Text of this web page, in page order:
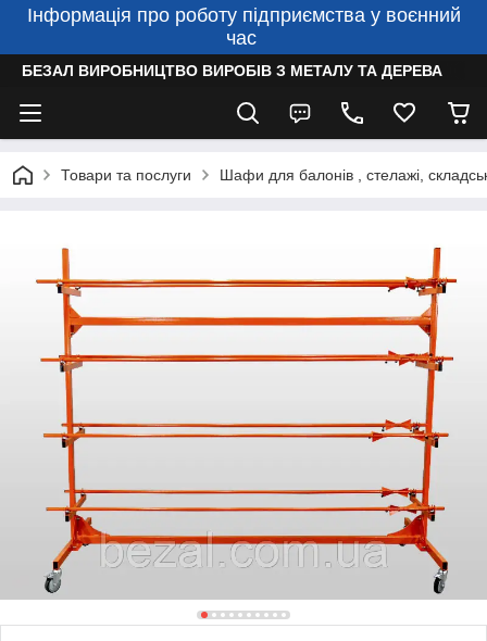
Інформація про роботу підприємства у воєнний
час
БЕЗАЛ ВИРОБНИЦТВО ВИРОБІВ З МЕТАЛУ ТА ДЕРЕВА
Товари та послуги Шафи для балонів , стелажі,